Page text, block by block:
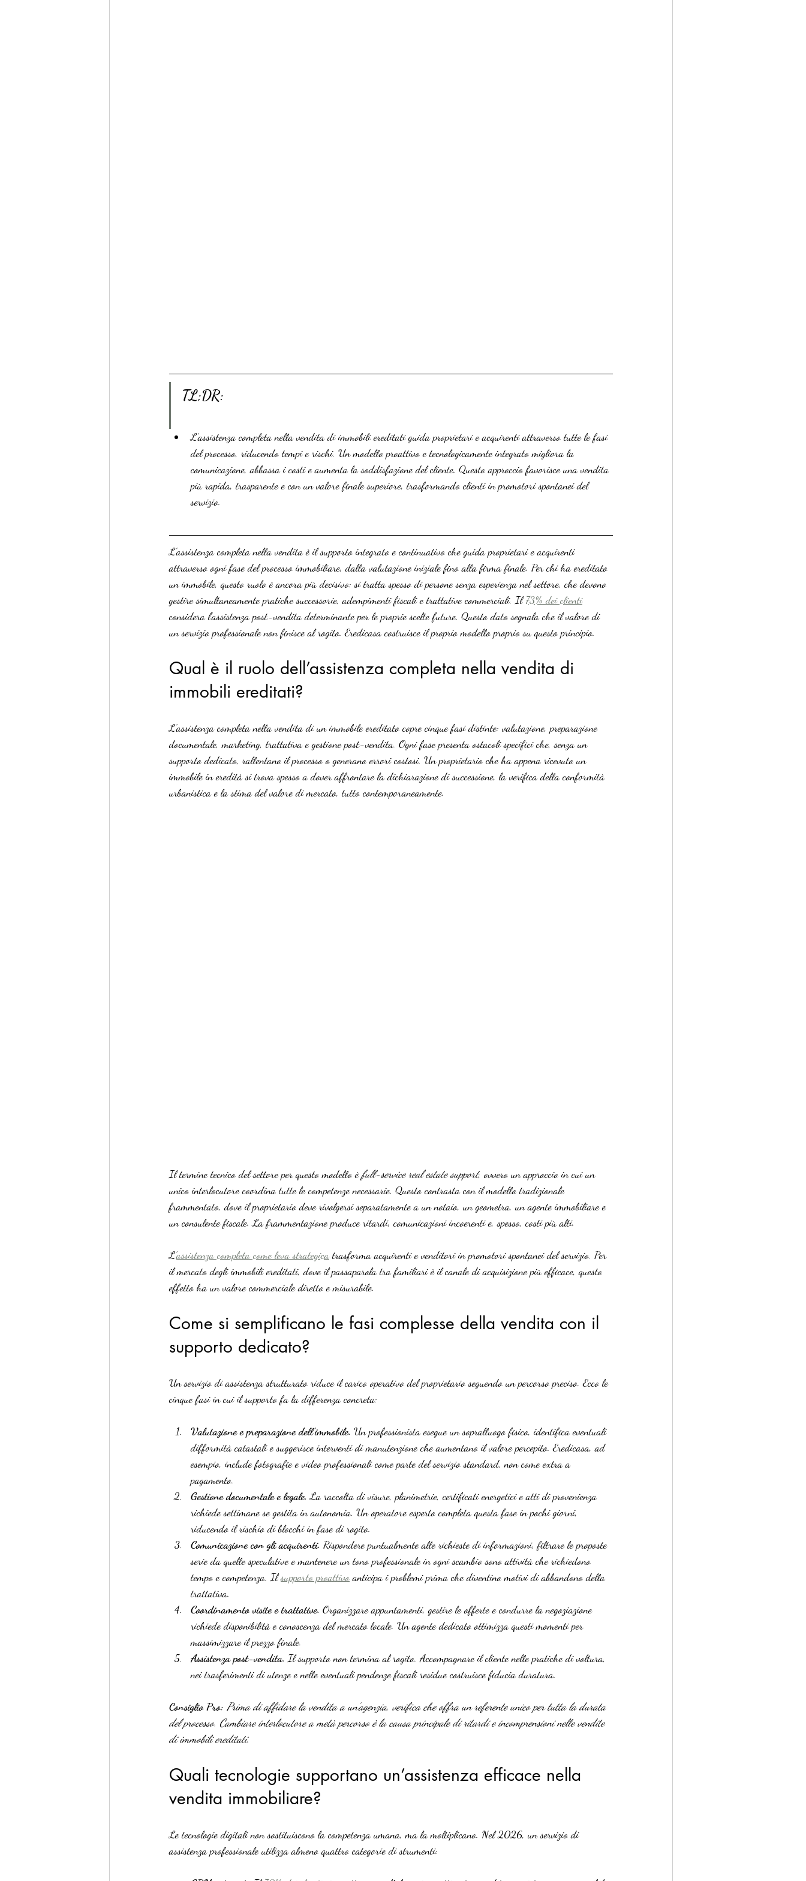
TL;DR:
L’assistenza completa nella vendita di immobili ereditati guida proprietari e acquirenti attraverso tutte le fasi
del processo, riducendo tempi e rischi. Un modello proattivo e tecnologicamente integrato migliora la
comunicazione, abbassa i costi e aumenta la soddisfazione del cliente. Questo approccio favorisce una vendita
più rapida, trasparente e con un valore finale superiore, trasformando clienti in promotori spontanei del
servizio.
L’assistenza completa nella vendita è il supporto integrato e continuativo che guida proprietari e acquirenti
attraverso ogni fase del processo immobiliare, dalla valutazione iniziale fino alla firma finale. Per chi ha ereditato
un immobile, questo ruolo è ancora più decisivo: si tratta spesso di persone senza esperienza nel settore, che devono
gestire simultaneamente pratiche successorie, adempimenti fiscali e trattative commerciali. Il 73% dei clienti
considera l’assistenza post-vendita determinante per le proprie scelte future. Questo dato segnala che il valore di
un servizio professionale non finisce al rogito. Eredicasa costruisce il proprio modello proprio su questo principio.
Qual è il ruolo dell’assistenza completa nella vendita di
immobili ereditati?
L’assistenza completa nella vendita di un immobile ereditato copre cinque fasi distinte: valutazione, preparazione
documentale, marketing, trattativa e gestione post-vendita. Ogni fase presenta ostacoli specifici che, senza un
supporto dedicato, rallentano il processo o generano errori costosi. Un proprietario che ha appena ricevuto un
immobile in eredità si trova spesso a dover affrontare la dichiarazione di successione, la verifica della conformità
urbanistica e la stima del valore di mercato, tutto contemporaneamente.
Il termine tecnico del settore per questo modello è full-service real estate support, ovvero un approccio in cui un
unico interlocutore coordina tutte le competenze necessarie. Questo contrasta con il modello tradizionale
frammentato, dove il proprietario deve rivolgersi separatamente a un notaio, un geometra, un agente immobiliare e
un consulente fiscale. La frammentazione produce ritardi, comunicazioni incoerenti e, spesso, costi più alti.
L’assistenza completa come leva strategica trasforma acquirenti e venditori in promotori spontanei del servizio. Per
il mercato degli immobili ereditati, dove il passaparola tra familiari è il canale di acquisizione più efficace, questo
effetto ha un valore commerciale diretto e misurabile.
Come si semplificano le fasi complesse della vendita con il
supporto dedicato?
Un servizio di assistenza strutturato riduce il carico operativo del proprietario seguendo un percorso preciso. Ecco le
cinque fasi in cui il supporto fa la differenza concreta:
Valutazione e preparazione dell’immobile. Un professionista esegue un sopralluogo fisico, identifica eventuali
difformità catastali e suggerisce interventi di manutenzione che aumentano il valore percepito. Eredicasa, ad
esempio, include fotografie e video professionali come parte del servizio standard, non come extra a
pagamento.
Gestione documentale e legale. La raccolta di visure, planimetrie, certificati energetici e atti di provenienza
richiede settimane se gestita in autonomia. Un operatore esperto completa questa fase in pochi giorni,
riducendo il rischio di blocchi in fase di rogito.
Comunicazione con gli acquirenti. Rispondere puntualmente alle richieste di informazioni, filtrare le proposte
serie da quelle speculative e mantenere un tono professionale in ogni scambio sono attività che richiedono
tempo e competenza. Il supporto proattivo anticipa i problemi prima che diventino motivi di abbandono della
trattativa.
Coordinamento visite e trattative. Organizzare appuntamenti, gestire le offerte e condurre la negoziazione
richiede disponibilità e conoscenza del mercato locale. Un agente dedicato ottimizza questi momenti per
massimizzare il prezzo finale.
Assistenza post-vendita. Il supporto non termina al rogito. Accompagnare il cliente nelle pratiche di voltura,
nei trasferimenti di utenze e nelle eventuali pendenze fiscali residue costruisce fiducia duratura.
Consiglio Pro: Prima di affidare la vendita a un’agenzia, verifica che offra un referente unico per tutta la durata
del processo. Cambiare interlocutore a metà percorso è la causa principale di ritardi e incomprensioni nelle vendite
di immobili ereditati.
Quali tecnologie supportano un’assistenza efficace nella
vendita immobiliare?
Le tecnologie digitali non sostituiscono la competenza umana, ma la moltiplicano. Nel 2026, un servizio di
assistenza professionale utilizza almeno quattro categorie di strumenti: